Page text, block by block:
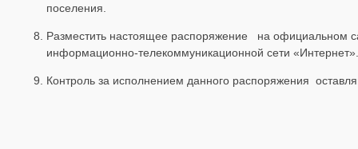
поселения.
Разместить настоящее распоряжение на официальном
информационно-телекоммуникационной сети «Интернет».
Контроль за исполнением данного распоряжения